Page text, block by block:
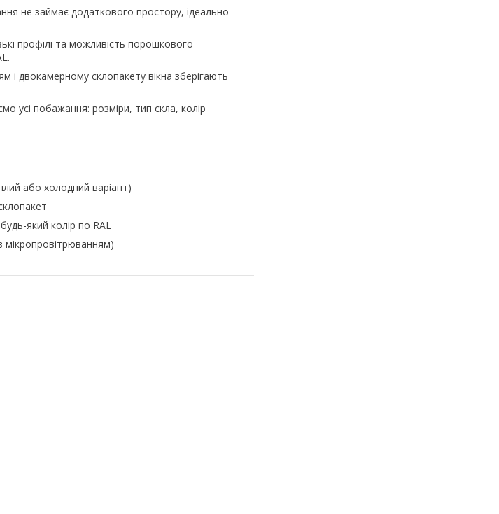
не займає додаткового простору, ідеально
профілі та можливість порошкового
і двокамерному склопакету вікна зберігають
усі побажання: розміри, тип скла, колір
або холодний варіант)
який колір по RAL
мікропровітрюванням)